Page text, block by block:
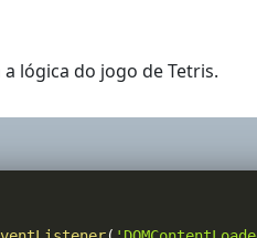
lógica do jogo de Tetris.